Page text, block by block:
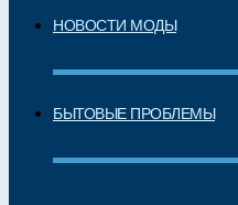
НОВОСТИ МОДЫ
БЫТОВЫЕ ПРОБЛЕМЫ